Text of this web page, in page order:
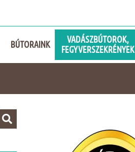
BÚTORAINK
VADÁSZBÚTOROK,
FEGYVERSZEKRÉNYEK